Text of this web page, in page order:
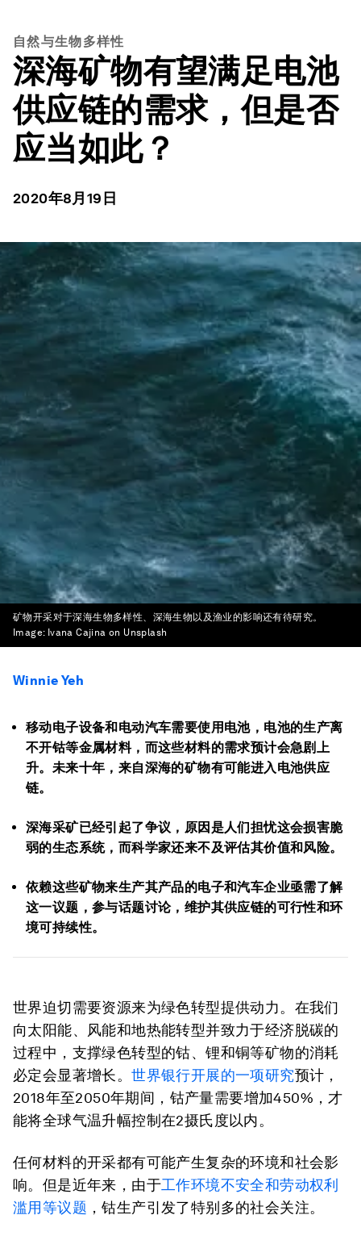
自然与生物多样性
深海矿物有望满足电池
供应链的需求，但是否
应当如此？
2020年8月19日
矿物开采对于深海生物多样性、深海生物以及渔业的影响还有待研究。
Image: Ivana Cajina on Unsplash
Winnie Yeh
移动电子设备和电动汽车需要使用电池，电池的生产离
不开钴等金属材料，而这些材料的需求预计会急剧上
升。未来十年，来自深海的矿物有可能进入电池供应
链。
深海采矿已经引起了争议，原因是人们担忧这会损害脆
弱的生态系统，而科学家还来不及评估其价值和风险。
依赖这些矿物来生产其产品的电子和汽车企业亟需了解
这一议题，参与话题讨论，维护其供应链的可行性和环
境可持续性。
世界迫切需要资源来为绿色转型提供动力。在我们
向太阳能、风能和地热能转型并致力于经济脱碳的
过程中，支撑绿色转型的钴、锂和铜等矿物的消耗
必定会显著增长。世界银行开展的一项研究预计，
2018年至2050年期间，钴产量需要增加450%，才
能将全球气温升幅控制在2摄氏度以内。
任何材料的开采都有可能产生复杂的环境和社会影
响。但是近年来，由于工作环境不安全和劳动权利
滥用等议题 ，钴生产引发了特别多的社会关注。